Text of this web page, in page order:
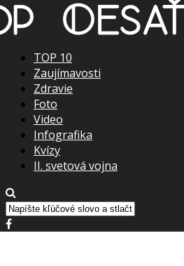
TOP 10
Zaujímavosti
Zdravie
Foto
Video
Infografika
Kvízy
II. svetová vojna